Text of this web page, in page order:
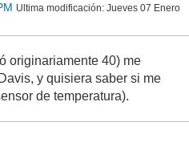
Ultima modificación: Jueves 07 Enero
originariamente 40) me
y quisiera saber si me
de temperatura).